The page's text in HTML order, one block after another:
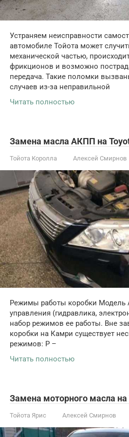
Устраняем неисправности
автомобиле Тойота может
механической частью,
фрикционов и возможно
передача. Такие поломки
случаев из-за неправильной
Читать полностью
Замена масла АКПП на
Тойота Королла Алексей Смирнов
Режимы работы коробки Модель
управления (гидравлика,
набор режимов ее работы. Вне
коробки на Камри существует
режимов: P –
Читать полностью
Замена моторного масла на
Тойота Ярис Алексей Смирнов